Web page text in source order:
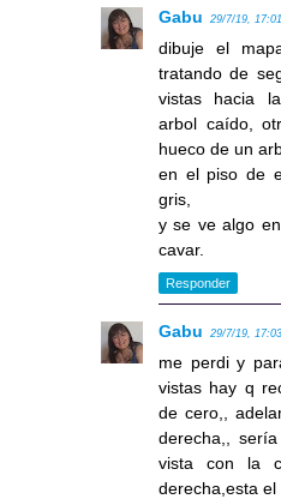
Gabu 29/7/19, 17:01
dibuje el
tratando de
vistas hacia
arbol caído,
hueco de un
en el piso de
gris,
y se ve algo
cavar.
Responder
Gabu 29/7/19, 17:03
me perdi y
vistas hay q
de cero,,
derecha,,
vista con la
derecha,esta el